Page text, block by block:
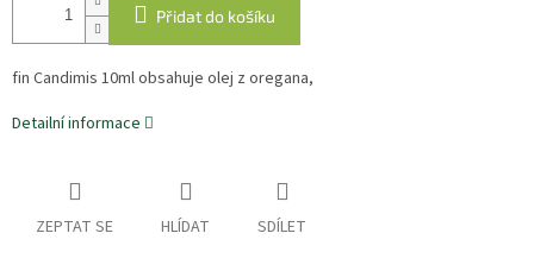
Přidat do košíku
fin Candimis 10ml obsahuje olej z oregana,
Detailní informace
ZEPTAT SE HLÍDAT SDÍLET